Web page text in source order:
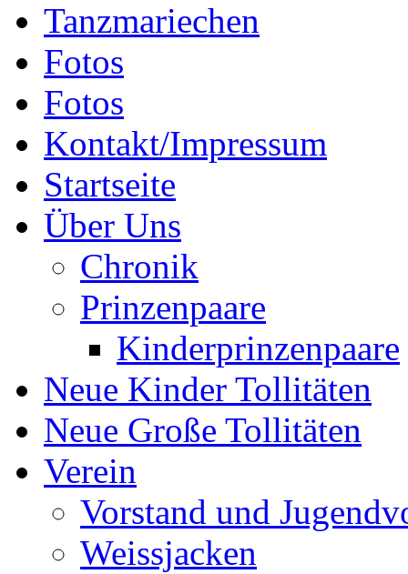
Tanzmariechen
Fotos
Fotos
Kontakt/Impressum
Startseite
Über Uns
Chronik
Prinzenpaare
Kinderprinzenpaare
Neue Kinder Tollitäten
Neue Große Tollitäten
Verein
Vorstand und
Weissjacken